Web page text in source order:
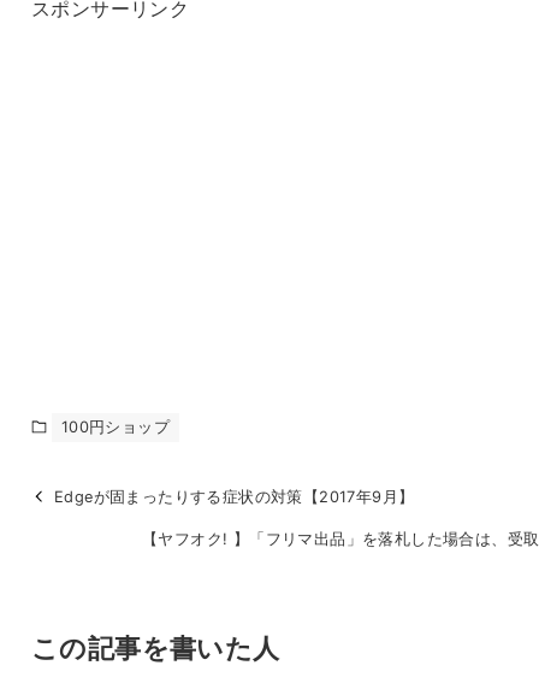
スポンサーリンク
100円ショップ
Edgeが固まったりする症状の対策【2017年9月】
【ヤフオク! 】「フリマ出品」を落札した場合は、受
この記事を書いた人